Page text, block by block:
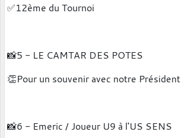
✅️12ème du Tournoi
📸5 - LE CAMTAR DES POTES
👏Pour un souvenir avec notre Président
📸6 - Emeric / Joueur U9 à l'US SENS